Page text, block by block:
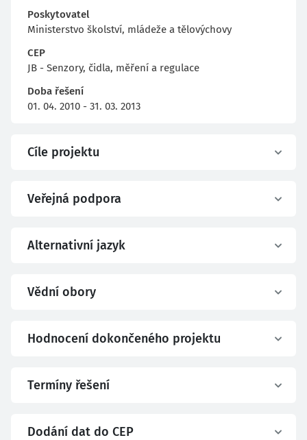
Poskytovatel
Ministerstvo školství, mládeže a tělovýchovy
CEP
JB - Senzory, čidla, měření a regulace
Doba řešení
01. 04. 2010 - 31. 03. 2013
Cíle projektu
Veřejná podpora
Alternativní jazyk
Vědní obory
Hodnocení dokončeného projektu
Termíny řešení
Dodání dat do CEP